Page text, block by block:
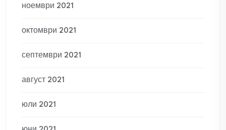
ноември 2021
октомври 2021
септември 2021
август 2021
юли 2021